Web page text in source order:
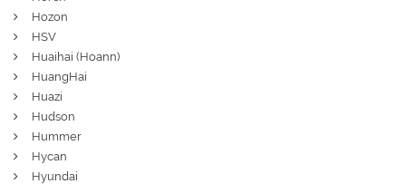
Hozon
HSV
Huaihai (Hoann)
HuangHai
Huazi
Hudson
Hummer
Hycan
Hyundai